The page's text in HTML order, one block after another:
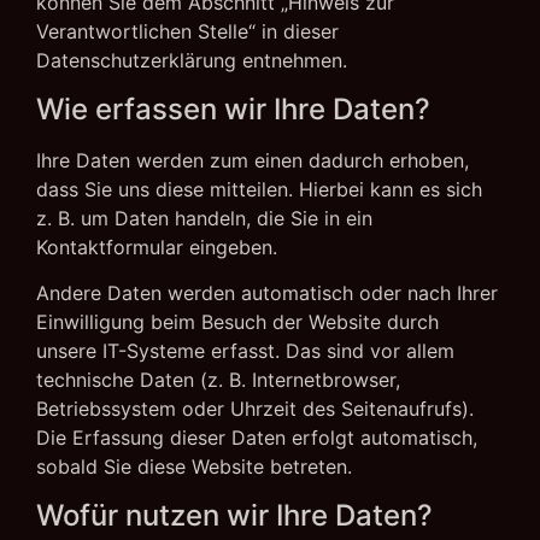
Verantwortlichen Stelle“ in dieser
Datenschutzerklärung entnehmen.
Wie erfassen wir Ihre Daten?
Ihre Daten werden zum einen dadurch erhoben,
dass Sie uns diese mitteilen. Hierbei kann es sich
z. B. um Daten handeln, die Sie in ein
Kontaktformular eingeben.
Andere Daten werden automatisch oder nach Ihrer
Einwilligung beim Besuch der Website durch
unsere IT-Systeme erfasst. Das sind vor allem
technische Daten (z. B. Internetbrowser,
Betriebssystem oder Uhrzeit des Seitenaufrufs).
Die Erfassung dieser Daten erfolgt automatisch,
sobald Sie diese Website betreten.
Wofür nutzen wir Ihre Daten?